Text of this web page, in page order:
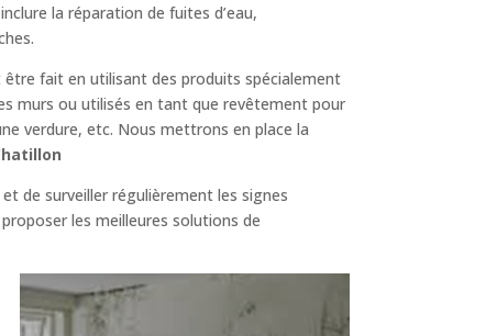
la réparation de fuites d’eau,
fait en utilisant des produits spécialement
murs ou utilisés en tant que revêtement pour
verdure, etc. Nous mettrons en place la
de surveiller régulièrement les signes
les meilleures solutions de